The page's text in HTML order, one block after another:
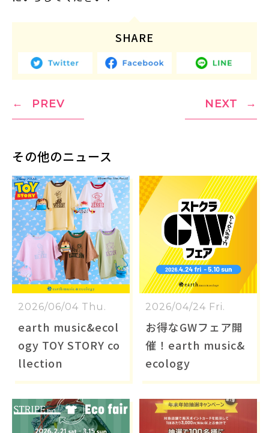
SHARE
PREV NEXT
その他のニュース
2026/06/04 Thu.
earth music&ecol
ogy TOY STORY co
llection
2026/04/24 Fri.
お得なGWフェア開
催！earth music&
ecology